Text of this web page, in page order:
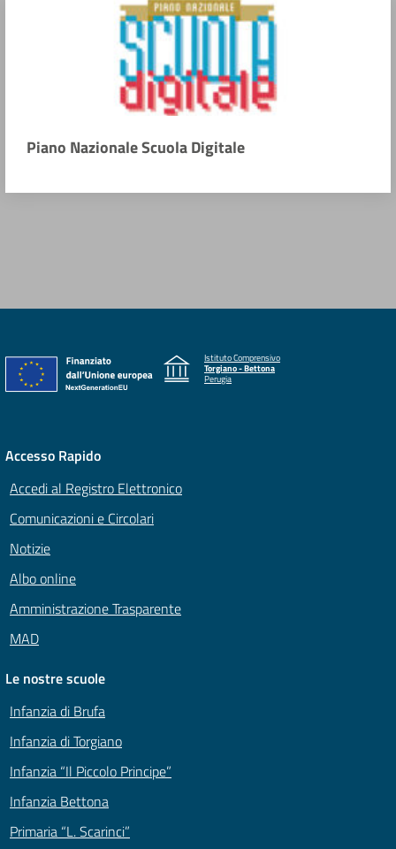
Piano Nazionale Scuola Digitale
Istituto Comprensivo
Torgiano - Bettona
Perugia
Accesso Rapido
Accedi al Registro Elettronico
Comunicazioni e Circolari
Notizie
Albo online
Amministrazione Trasparente
MAD
Le nostre scuole
Infanzia di Brufa
Infanzia di Torgiano
Infanzia “Il Piccolo Principe”
Infanzia Bettona
Primaria “L. Scarinci”